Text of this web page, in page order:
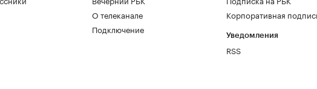
О телеканале
Подключение
Корпоративная
Уведомления
RSS